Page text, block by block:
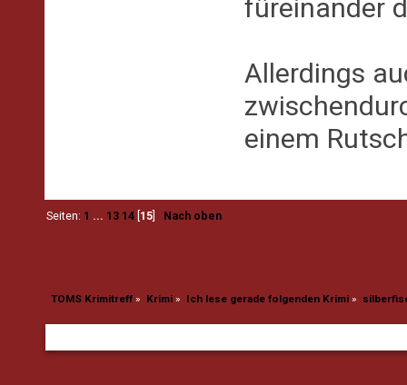
füreinander
Allerdings
einem
Seiten: 1 ... 13 14 15 Nach oben
TOMS Krimitreff» Krimi» Ich lese gerade folgenden Krimi»